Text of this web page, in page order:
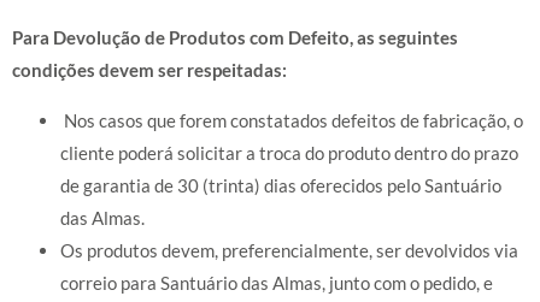
Para Devolução de Produtos com Defeito, as seguintes
condições devem ser respeitadas:
Nos casos que forem constatados defeitos de fabricação, o
cliente poderá solicitar a troca do produto dentro do prazo
de garantia de 30 (trinta) dias oferecidos pelo Santuário
das Almas.
Os produtos devem, preferencialmente, ser devolvidos via
correio para Santuário das Almas, junto com o pedido, e